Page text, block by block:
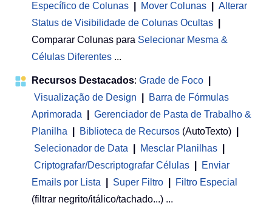
Específico de Colunas
Mover Colunas
Alterar
Status de Visibilidade de Colunas Ocultas
Comparar Colunas para Selecionar Mesma &
Células Diferentes ...
Recursos Destacados: Grade de Foco
Visualização de Design
Barra de Fórmulas
Aprimorada
Gerenciador de Pasta de Trabalho &
Planilha
Biblioteca de Recursos (AutoTexto)
Selecionador de Data
Mesclar Planilhas
Criptografar/Descriptografar Células
Enviar
Emails por Lista
Super Filtro
Filtro Especial
(filtrar negrito/itálico/tachado...) ...